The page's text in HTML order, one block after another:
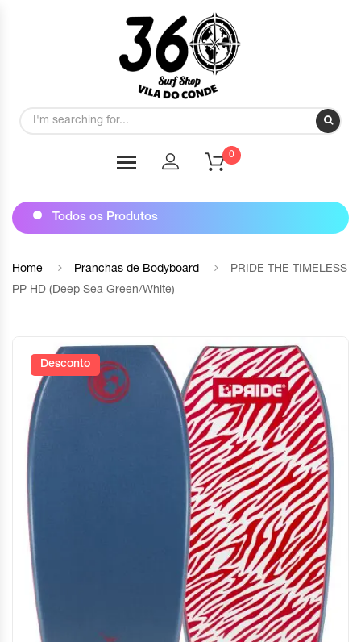
0
Todos os Produtos
Home Pranchas de Bodyboard
PRIDE THE TIMELESS
PP HD (Deep Sea Green/White)
Desconto